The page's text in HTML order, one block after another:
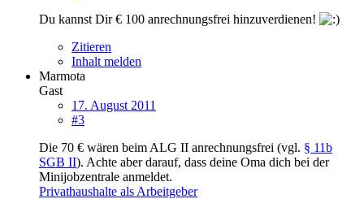
Du kannst Dir € 100 anrechnungsfrei hinzuverdienen!
Zitieren
Inhalt melden
Marmota
Gast
17. August 2011
#3
Die 70 € wären beim ALG II anrechnungsfrei (vgl. § 11b
SGB II). Achte aber darauf, dass deine Oma dich bei der
Minijobzentrale anmeldet.
Privathaushalte als Arbeitgeber